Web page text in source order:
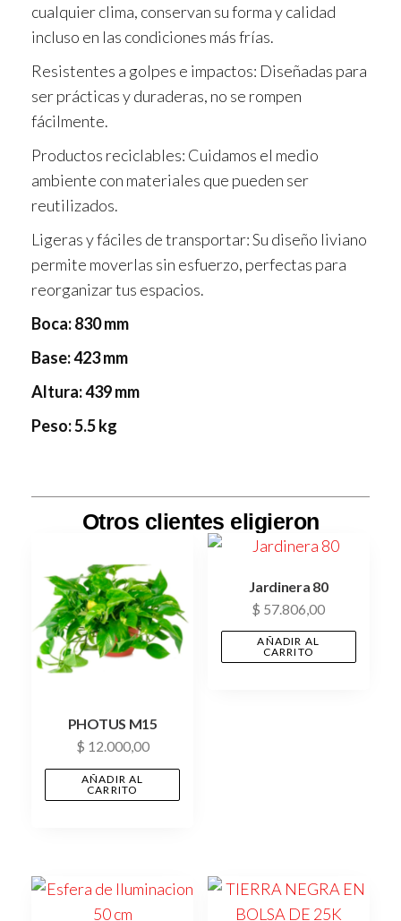
cualquier clima, conservan su forma y calidad
incluso en las condiciones más frías.
Resistentes a golpes e impactos: Diseñadas para
ser prácticas y duraderas, no se rompen
fácilmente.
Productos reciclables: Cuidamos el medio
ambiente con materiales que pueden ser
reutilizados.
Ligeras y fáciles de transportar: Su diseño liviano
permite moverlas sin esfuerzo, perfectas para
reorganizar tus espacios.
Boca: 830 mm
Base: 423 mm
Altura: 439 mm
Peso: 5.5 kg
Otros clientes eligieron
PHOTUS M15
$ 12.000,00
AÑADIR AL
CARRITO
Jardinera 80
$ 57.806,00
AÑADIR AL
CARRITO